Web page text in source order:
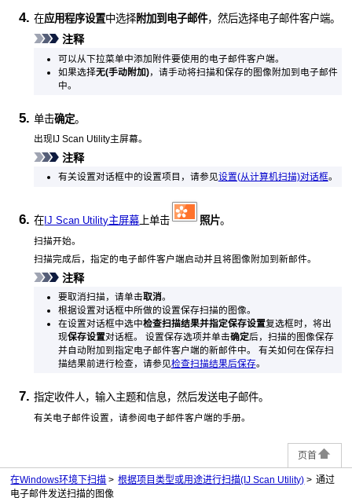
在应用程序设置中选择附加到电子邮件，然后选择电子邮件客户端。
注释
可以从下拉菜单中添加附件要使用的电子邮件客户端。
如果选择无(手动附加)，请手动将扫描和保存的图像附加到电子邮件
中。
单击确定。
出现 IJ Scan Utility主屏幕。
注释
有关设置对话框中的设置项目，请参见设置(从计算机扫描)对话框。
在 IJ Scan Utility主屏幕 上单击 照片。
扫描开始。
扫描完成后，指定的电子邮件客户端启动并且将图像附加到新邮件。
注释
要取消扫描，请单击取消。
根据设置对话框中所做的设置保存扫描的图像。
在设置对话框中选中检查扫描结果并指定保存设置复选框时，将出
现保存设置对话框。 设置保存选项并单击确定后，扫描的图像保存
并自动附加到指定电子邮件客户端的新邮件中。
有关如何在保存扫
描结果前进行检查，请参见检查扫描结果后保存。
指定收件人，输入主题和信息，然后发送电子邮件。
有关电子邮件设置，请参阅电子邮件客户端的手册。
页首
在Windows环境下扫描 根据项目类型或用途进行扫描(IJ Scan Utility)
通过
电子邮件发送扫描的图像